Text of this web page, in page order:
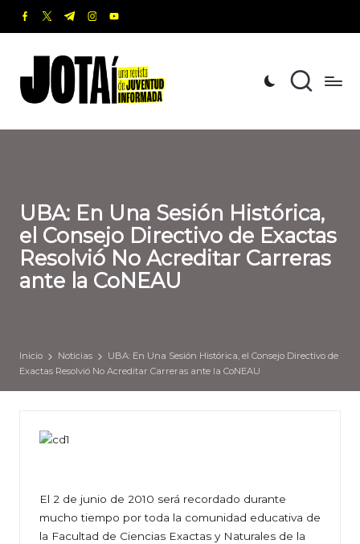
Saltar
contenido
facebook.com
twitter.com
t.me instagram.com
youtube.com
o
t
revista
de
Informada
UBA: En Una Sesión Histórica,
el Consejo Directivo de Exactas
Resolvió No Acreditar Carreras
ante la CoNEAU
Inicio Noticias
UBA: En Una Sesión Histórica, el Consejo Directivo de
Exactas Resolvió No Acreditar Carreras ante la CoNEAU
El 2 de junio de 2010 será recordado durante
mucho tiempo por toda la comunidad educativa de
la Facultad de Ciencias Exactas y Naturales de la